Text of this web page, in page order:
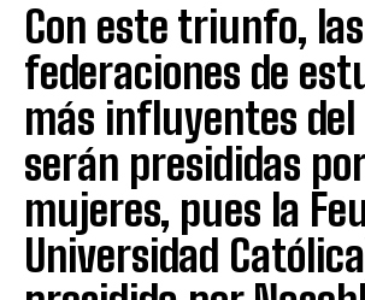
Con este triunfo,
federaciones de
más influyentes del
serán presididas por
mujeres, pues la
Universidad